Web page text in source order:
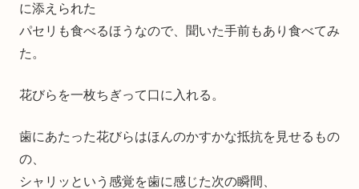
に添えられた
パセリも食べるほうなので、聞いた手前もあり食べてみ
た。
花びらを一枚ちぎって口に入れる。
歯にあたった花びらはほんのかすかな抵抗を見せるもの
の、
シャリッという感覚を歯に感じた次の瞬間、